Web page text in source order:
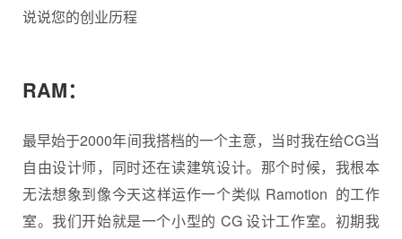
说说您的创业历程
RAM：
最早始于2000年间我搭档的一个主意，当时我在给CG当
自由设计师，同时还在读建筑设计。那个时候，我根本
无法想象到像今天这样运作一个类似 Ramotion 的工作
室。我们开始就是一个小型的 CG 设计工作室。初期我